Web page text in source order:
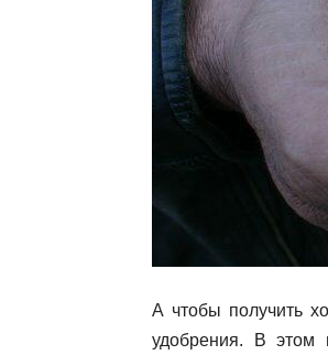
А чтобы получить
удобрения. В этом